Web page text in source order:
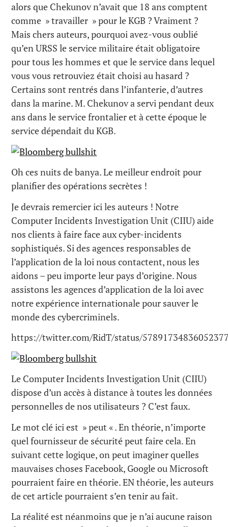
alors que Chekunov n’avait que 18 ans comptent
comme » travailler » pour le KGB ? Vraiment ?
Mais chers auteurs, pourquoi avez-vous oublié
qu’en URSS le service militaire était obligatoire
pour tous les hommes et que le service dans lequel
vous vous retrouviez était choisi au hasard ?
Certains sont rentrés dans l’infanterie, d’autres
dans la marine. M. Chekunov a servi pendant deux
ans dans le service frontalier et à cette époque le
service dépendait du KGB.
Oh ces nuits de banya. Le meilleur endroit pour
planifier des opérations secrètes !
Je devrais remercier ici les auteurs ! Notre
Computer Incidents Investigation Unit (CIIU) aide
nos clients à faire face aux cyber-incidents
sophistiqués. Si des agences responsables de
l’application de la loi nous contactent, nous les
aidons – peu importe leur pays d’origine. Nous
assistons les agences d’application de la loi avec
notre expérience internationale pour sauver le
monde des cybercriminels.
https://twitter.com/RidT/status/
Le Computer Incidents Investigation Unit (CIIU)
dispose d’un accès à distance à toutes les données
personnelles de nos utilisateurs ? C’est faux.
Le mot clé ici est » peut « . En théorie, n’importe
quel fournisseur de sécurité peut faire cela. En
suivant cette logique, on peut imaginer quelles
mauvaises choses Facebook, Google ou Microsoft
pourraient faire en théorie. EN théorie, les auteurs
de cet article pourraient s’en tenir au fait.
La réalité est néanmoins que je n’ai aucune raison